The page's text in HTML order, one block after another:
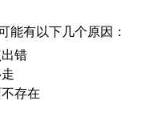
能有以下几个原因：
错
存在